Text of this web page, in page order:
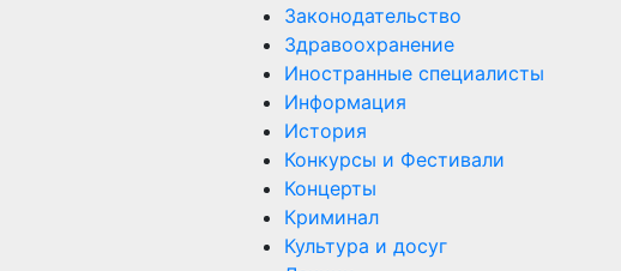
Законодательство
Здравоохранение
Иностранные специалисты
Информация
История
Конкурсы и Фестивали
Концерты
Криминал
Культура и досуг